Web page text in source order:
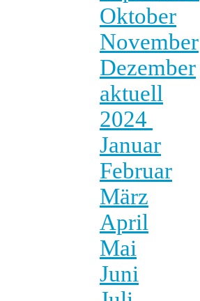
Oktober
November
Dezember
aktuell
2024
Januar
Februar
März
April
Mai
Juni